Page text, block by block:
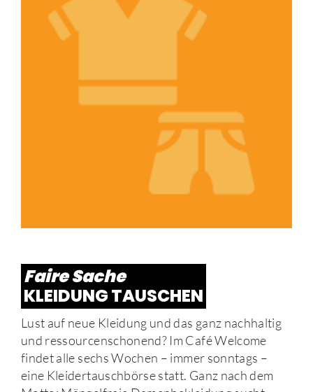
Faire Sache
KLEIDUNG TAUSCHEN
Lust auf neue Kleidung und das ganz nachhaltig
und ressourcenschonend? Im Café Welcome
findet alle sechs Wochen – immer sonntags –
eine Kleidertauschbörse statt. Ganz nach dem